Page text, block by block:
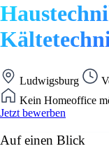
Ludwigsburg
Kein Homeoffice
Jetzt bewerben
Auf einen Blick